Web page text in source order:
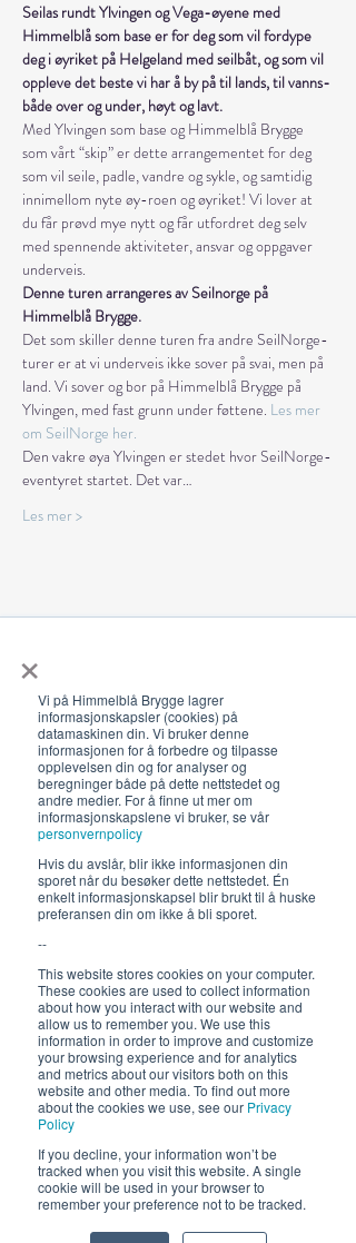
×
Vi på Himmelblå Brygge lagrer
informasjonskapsler (cookies) på
datamaskinen din. Vi bruker denne
informasjonen for å forbedre og tilpasse
opplevelsen din og for analyser og
beregninger både på dette nettstedet og
andre medier. For å finne ut mer om
informasjonskapslene vi bruker, se vår
personvernpolicy
Hvis du avslår, blir ikke informasjonen din
sporet når du besøker dette nettstedet. Én
enkelt informasjonskapsel blir brukt til å huske
preferansen din om ikke å bli sporet.
--
This website stores cookies on your computer.
These cookies are used to collect information
about how you interact with our website and
allow us to remember you. We use this
information in order to improve and customize
your browsing experience and for analytics
and metrics about our visitors both on this
website and other media. To find out more
about the cookies we use, see our Privacy
Policy
If you decline, your information won’t be
tracked when you visit this website. A single
cookie will be used in your browser to
remember your preference not to be tracked.
Seilas rundt Ylvingen og Vega-øyene med
Himmelblå som base er for deg som vil fordype
deg i øyriket på Helgeland med seilbåt, og som vil
oppleve det beste vi har å by på til lands, til vanns-
både over og under, høyt og lavt.
Med Ylvingen som base og Himmelblå Brygge
som vårt “skip” er dette arrangementet for deg
som vil seile, padle, vandre og sykle, og samtidig
innimellom nyte øy-roen og øyriket! Vi lover at
du får prøvd mye nytt og får utfordret deg selv
med spennende aktiviteter, ansvar og oppgaver
underveis.
Denne turen arrangeres av Seilnorge på
Himmelblå Brygge.
Det som skiller denne turen fra andre SeilNorge-
turer er at vi underveis ikke sover på svai, men på
land. Vi sover og bor på Himmelblå Brygge på
Ylvingen, med fast grunn under føttene. Les mer
om SeilNorge her.
Den vakre øya Ylvingen er stedet hvor SeilNorge-
eventyret startet. Det var…
Les mer >
Åpningstider 2026
19. juni - 5. august 12-23 (02)
Lunsj 12-16:30 | Middag 18:30
Fra 30.7 begrenset servering
12-17, middag 18.30
Hold deg oppdatert om hva
som skjer på Himmelblå og
neste sommer!
Send